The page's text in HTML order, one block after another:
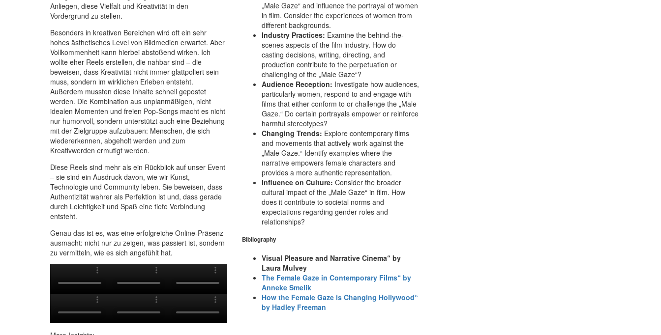
Anliegen, diese Vielfalt und Kreativität in den
Vordergrund zu stellen.
Besonders in kreativen Bereichen wird oft ein sehr
hohes ästhetisches Level von Bildmedien erwartet. Aber
Vollkommenheit kann hierbei abstoßend wirken. Ich
wollte eher Reels erstellen, die nahbar sind – die
beweisen, dass Kreativität nicht immer glattpoliert sein
muss, sondern im wirklichen Erleben entsteht.
Außerdem mussten diese Inhalte schnell gepostet
werden. Die Kombination aus unplanmäßigen, nicht
idealen Momenten und freien Pop-Songs macht es nicht
nur humorvoll, sondern unterstützt auch eine Beziehung
mit der Zielgruppe aufzubauen: Menschen, die sich
wiedererkennen, abgeholt werden und zum
Kreativwerden ermutigt werden.
Diese Reels sind mehr als ein Rückblick auf unser Event
– sie sind ein Ausdruck davon, wie wir Kunst,
Technologie und Community leben. Sie beweisen, dass
Authentizität wahrer als Perfektion ist und, dass gerade
durch Leichtigkeit und Spaß eine tiefe Verbindung
entsteht.
Genau das ist es, was eine erfolgreiche Online-Präsenz
ausmacht: nicht nur zu zeigen, was passiert ist, sondern
zu vermitteln, wie es sich angefühlt hat.
„Male Gaze“ and influence the portrayal of women
in film. Consider the experiences of women from
different backgrounds.
Industry Practices: Examine the behind-the-
scenes aspects of the film industry. How do
casting decisions, writing, directing, and
production contribute to the perpetuation or
challenging of the „Male Gaze“?
Audience Reception: Investigate how audiences,
particularly women, respond to and engage with
films that either conform to or challenge the „Male
Gaze.“ Do certain portrayals empower or reinforce
harmful stereotypes?
Changing Trends: Explore contemporary films
and movements that actively work against the
„Male Gaze.“ Identify examples where the
narrative empowers female characters and
provides a more authentic representation.
Influence on Culture: Consider the broader
cultural impact of the „Male Gaze“ in film. How
does it contribute to societal norms and
expectations regarding gender roles and
relationships?
Bibliography
Visual Pleasure and Narrative Cinema“ by
Laura Mulvey
The Female Gaze in Contemporary Films“ by
Anneke Smelik
How the Female Gaze is Changing Hollywood“
by Hadley Freeman